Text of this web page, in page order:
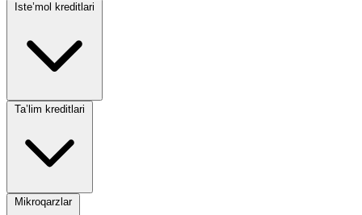
Iste’mol kreditlari
Ta’lim kreditlari
Mikroqarzlar